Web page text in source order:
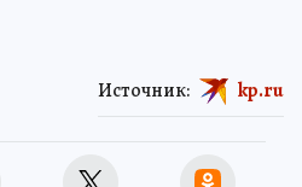
Источник: kp.ru